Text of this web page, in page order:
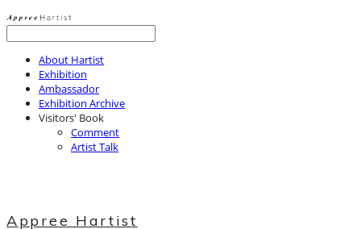
About Hartist
Exhibition
Ambassador
Exhibition Archive
Visitors' Book
Comment
Artist Talk
Appree Hartist